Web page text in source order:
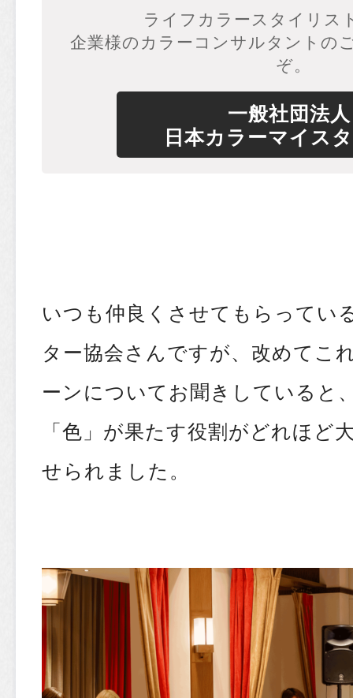
ライフカラースタイリス
企業様のカラーコンサルタントの
ぞ。
一般社団法人
日本カラーマイス
いつも仲良くさせてもらってい
ター協会さんですが、改めてこ
ーンについてお聞きしていると
「色」が果たす役割がどれほど
せられました。